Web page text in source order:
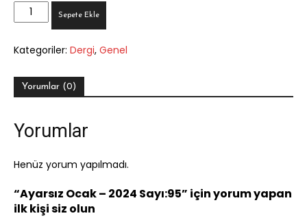
Ayarsız
Ocak
2024
adet
Sepete Ekle
Kategoriler: Dergi, Genel
Yorumlar (0)
Yorumlar
Henüz yorum yapılmadı.
“Ayarsız Ocak – 2024 Sayı:95” için yorum yapan
ilk kişi siz olun